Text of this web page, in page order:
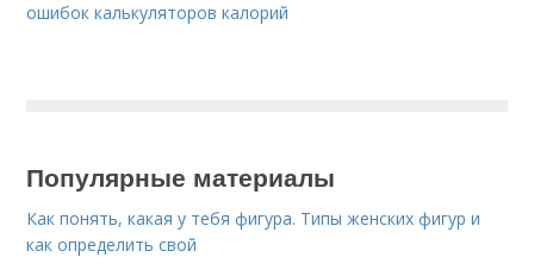
ошибок калькуляторов калорий
Популярные материалы
Как понять, какая у тебя фигура. Типы женских фигур и
как определить свой